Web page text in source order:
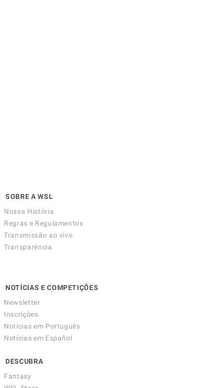
SOBRE A WSL
Nossa História
Regras e Regulamentos
Transmissão ao vivo
Transparência
NOTÍCIAS E COMPETIÇÕES
Newsletter
Inscrições
Notícias em Português
Notícias em Español
DESCUBRA
Fantasy